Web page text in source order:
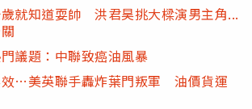
就知道耍帥 洪君昊挑大樑演男主角...
議題：中聯致癌油風暴
效…美英聯手轟炸葉門叛軍 油價貨運